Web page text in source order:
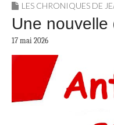
LES CHRONIQUES DE
Une
17 mai 2026